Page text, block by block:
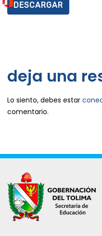
DESCARGAR
deja una
Lo siento, debes estar
comentario.